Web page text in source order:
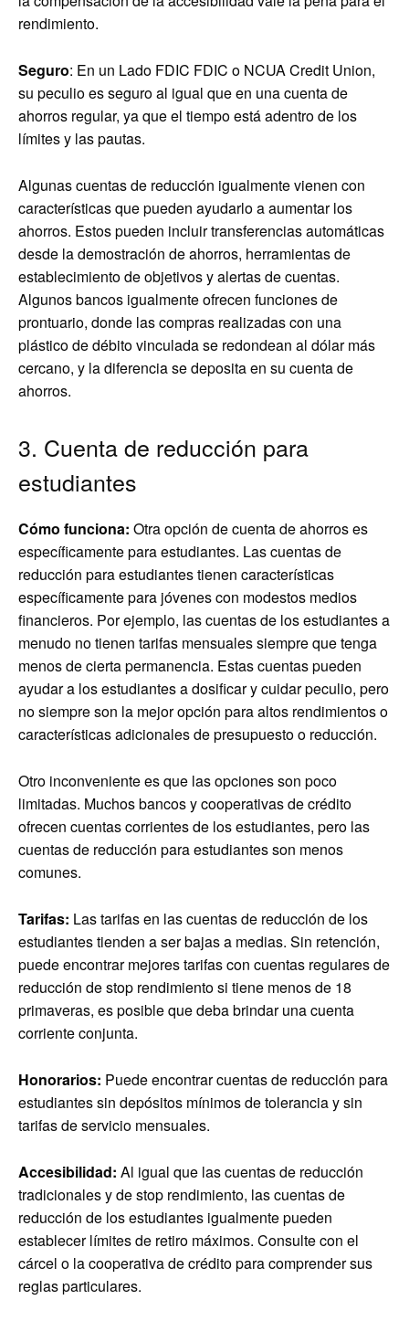
rendimiento.
Seguro: En un Lado FDIC FDIC o NCUA Credit Union,
su peculio es seguro al igual que en una cuenta de
ahorros regular, ya que el tiempo está adentro de los
límites y las pautas.
Algunas cuentas de reducción igualmente vienen con
características que pueden ayudarlo a aumentar los
ahorros. Estos pueden incluir transferencias automáticas
desde la demostración de ahorros, herramientas de
establecimiento de objetivos y alertas de cuentas.
Algunos bancos igualmente ofrecen funciones de
prontuario, donde las compras realizadas con una
plástico de débito vinculada se redondean al dólar más
cercano, y la diferencia se deposita en su cuenta de
ahorros.
3. Cuenta de reducción para
estudiantes
Cómo funciona: Otra opción de cuenta de ahorros es
específicamente para estudiantes. Las cuentas de
reducción para estudiantes tienen características
específicamente para jóvenes con modestos medios
financieros. Por ejemplo, las cuentas de los estudiantes a
menudo no tienen tarifas mensuales siempre que tenga
menos de cierta permanencia. Estas cuentas pueden
ayudar a los estudiantes a dosificar y cuidar peculio, pero
no siempre son la mejor opción para altos rendimientos o
características adicionales de presupuesto o reducción.
Otro inconveniente es que las opciones son poco
limitadas. Muchos bancos y cooperativas de crédito
ofrecen cuentas corrientes de los estudiantes, pero las
cuentas de reducción para estudiantes son menos
comunes.
Tarifas: Las tarifas en las cuentas de reducción de los
estudiantes tienden a ser bajas a medias. Sin retención,
puede encontrar mejores tarifas con cuentas regulares de
reducción de stop rendimiento si tiene menos de 18
primaveras, es posible que deba brindar una cuenta
corriente conjunta.
Honorarios: Puede encontrar cuentas de reducción para
estudiantes sin depósitos mínimos de tolerancia y sin
tarifas de servicio mensuales.
Accesibilidad: Al igual que las cuentas de reducción
tradicionales y de stop rendimiento, las cuentas de
reducción de los estudiantes igualmente pueden
establecer límites de retiro máximos. Consulte con el
cárcel o la cooperativa de crédito para comprender sus
reglas particulares.